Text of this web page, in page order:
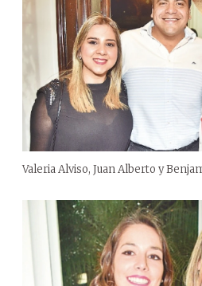
Valeria Alviso, Juan Alberto y